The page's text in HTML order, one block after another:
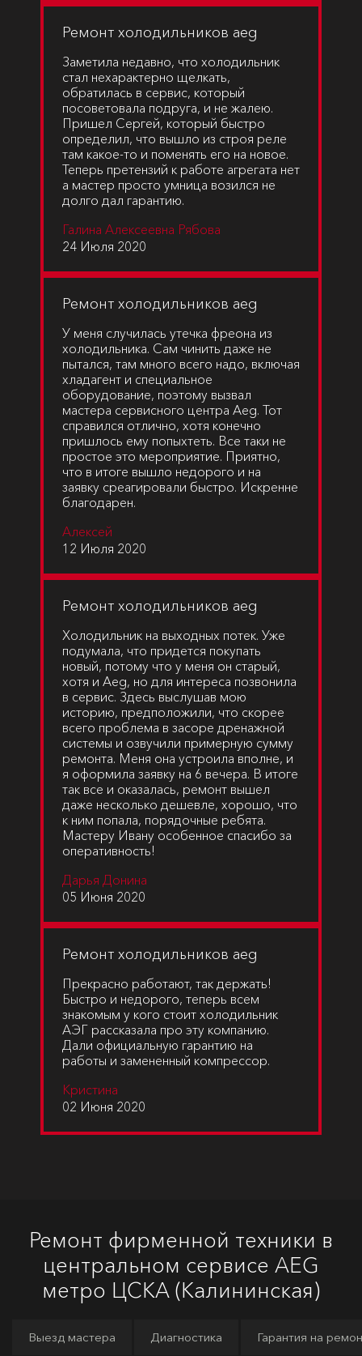
Ремонт холодильников aeg
Заметила недавно, что холодильник
стал нехарактерно щелкать,
обратилась в сервис, который
посоветовала подруга, и не жалею.
Пришел Сергей, который быстро
определил, что вышло из строя реле
там какое-то и поменять его на новое.
Теперь претензий к работе агрегата нет
а мастер просто умница возился не
долго дал гарантию.
Галина Алексеевна Рябова
24 Июля 2020
Ремонт холодильников aeg
У меня случилась утечка фреона из
холодильника. Сам чинить даже не
пытался, там много всего надо, включая
хладагент и специальное
оборудование, поэтому вызвал
мастера сервисного центра Aeg. Тот
справился отлично, хотя конечно
пришлось ему попыхтеть. Все таки не
простое это мероприятие. Приятно,
что в итоге вышло недорого и на
заявку среагировали быстро. Искренне
благодарен.
Алексей
12 Июля 2020
Ремонт холодильников aeg
Холодильник на выходных потек. Уже
подумала, что придется покупать
новый, потому что у меня он старый,
хотя и Aeg, но для интереса позвонила
в сервис. Здесь выслушав мою
историю, предположили, что скорее
всего проблема в засоре дренажной
системы и озвучили примерную сумму
ремонта. Меня она устроила вполне, и
я оформила заявку на 6 вечера. В итоге
так все и оказалась, ремонт вышел
даже несколько дешевле, хорошо, что
к ним попала, порядочные ребята.
Мастеру Ивану особенное спасибо за
оперативность!
Дарья Донина
05 Июня 2020
Ремонт холодильников aeg
Прекрасно работают, так держать!
Быстро и недорого, теперь всем
знакомым у кого стоит холодильник
АЭГ рассказала про эту компанию.
Дали официальную гарантию на
работы и замененный компрессор.
Кристина
02 Июня 2020
Ремонт фирменной техники в
центральном сервисе AEG
метро ЦСКА (Калининская)
Выезд мастера Диагностика Гарантия на